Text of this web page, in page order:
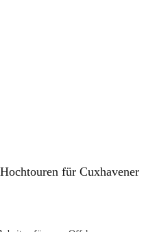
für Cuxhavener